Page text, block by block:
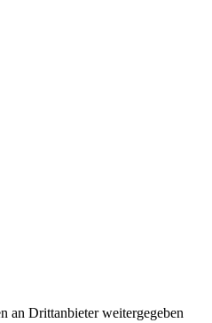
an Drittanbieter weitergegeben